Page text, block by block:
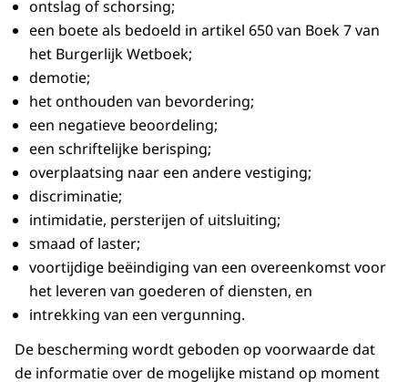
ontslag of schorsing;
een boete als bedoeld in artikel 650 van Boek 7 van
het Burgerlijk Wetboek;
demotie;
het onthouden van bevordering;
een negatieve beoordeling;
een schriftelijke berisping;
overplaatsing naar een andere vestiging;
discriminatie;
intimidatie, persterijen of uitsluiting;
smaad of laster;
voortijdige beëindiging van een overeenkomst voor
het leveren van goederen of diensten, en
intrekking van een vergunning.
De bescherming wordt geboden op voorwaarde dat
de informatie over de mogelijke mistand op moment